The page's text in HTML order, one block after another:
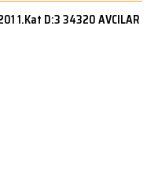
1.Kat D:3 34320 AVCILAR